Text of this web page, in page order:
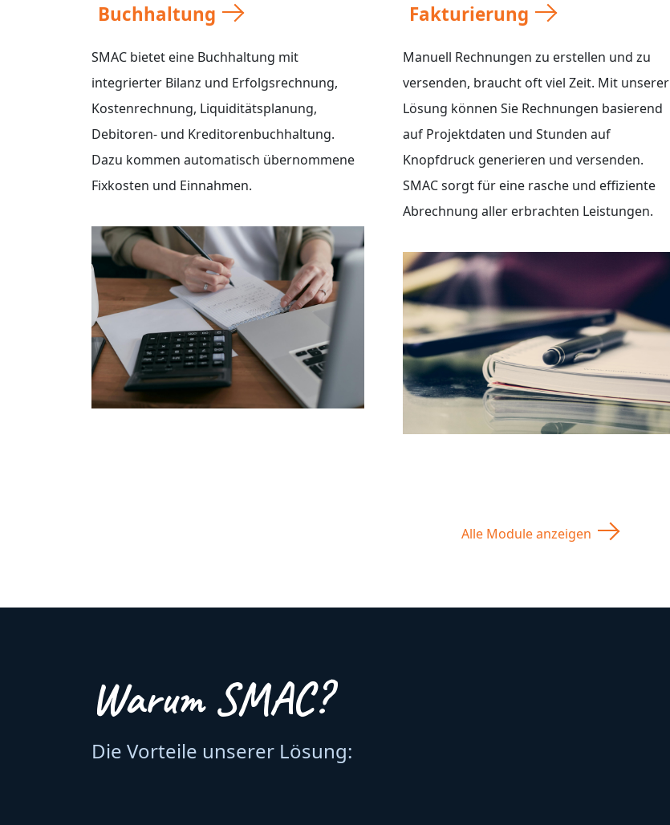
Buchhaltung
SMAC bietet eine Buchhaltung mit
integrierter Bilanz und Erfolgsrechnung,
Kostenrechnung, Liquiditätsplanung,
Debitoren- und Kreditorenbuchhaltung.
Dazu kommen automatisch übernommene
Fixkosten und Einnahmen.
Fakturierung
Manuell Rechnungen zu erstellen und zu
versenden, braucht oft viel Zeit. Mit unserer
Lösung können Sie Rechnungen basierend
auf Projektdaten und Stunden auf
Knopfdruck generieren und versenden.
SMAC sorgt für eine rasche und effiziente
Abrechnung aller erbrachten Leistungen.
Alle Module anzeigen
Warum SMAC?
Die Vorteile unserer Lösung: